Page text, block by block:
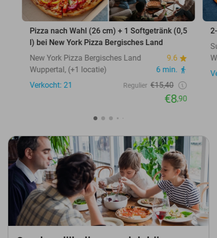
Pizza nach Wahl (26 cm) + 1 Softgetränk (0,5
l) bei New York Pizza Bergisches Land
New York Pizza Bergisches Land
9.6
Wuppertal, (+1 locatie)
6 min.
Verkocht: 21
Regulier €15,40
€8,90